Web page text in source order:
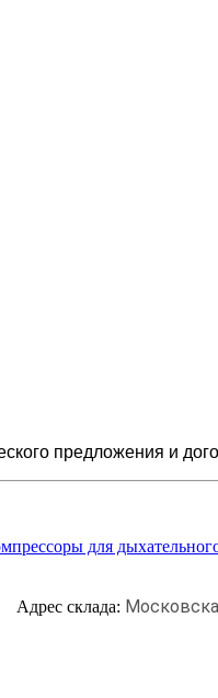
предложения и
для
Адрес склада: